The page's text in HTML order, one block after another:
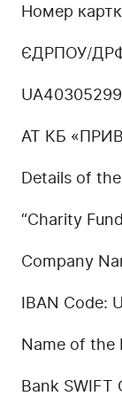
Номер
ЄДРПОУ/
АТ КБ
Details of
“Charity
Company
IBAN Code:
Name of the
Bank SWIFT